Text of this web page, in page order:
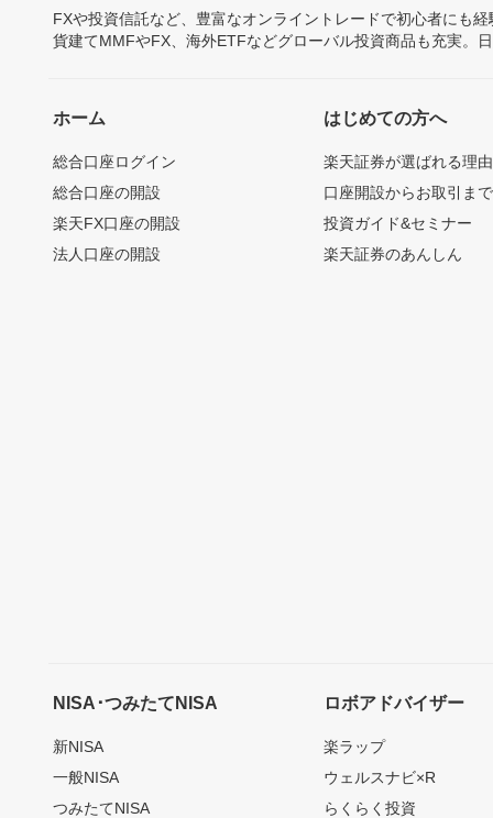
FXや投資信託など、豊富なオンライントレードで初心者にも
貨建てMMFやFX、海外ETFなどグローバル投資商品も充実。
ホーム
総合口座ログイン
総合口座の開設
楽天FX口座の開設
法人口座の開設
はじめての方へ
楽天証券が選ばれる理由
口座開設からお取引ま
投資ガイド&セミナー
楽天証券のあんしん
NISA･つみたてNISA
新NISA
一般NISA
つみたてNISA
ロボアドバイザー
楽ラップ
ウェルスナビ×R
らくらく投資